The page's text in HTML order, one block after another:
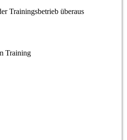
Trainingsbetrieb überaus
Training